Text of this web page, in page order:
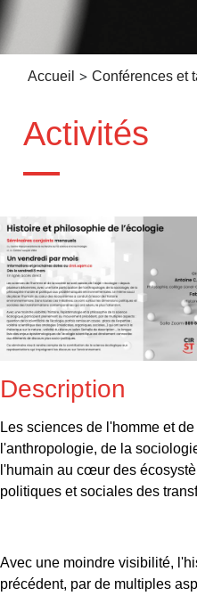
Accueil > Conférences et
Activités
Description
Les sciences de l'homme et
l'anthropologie, de la
l'humain au cœur des
politiques et sociales des
Avec une moindre visibilité,
précédent, par de multiples